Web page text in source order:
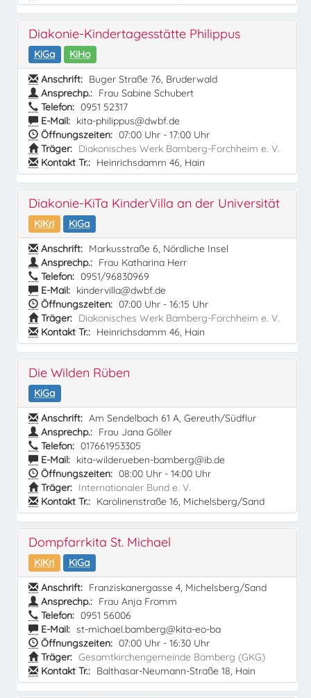
Diakonie-Kindertagesstätte Philippus
KiGa
KiHo
Anschrift: Buger Straße 76, Bruderwald
Ansprechp.: Frau Sabine Schubert
Telefon: 0951 52317
E-Mail: kita-philippus@dwbf.de
Öffnungszeiten: 07:00 Uhr - 17:00 Uhr
Träger: Diakonisches Werk Bamberg-Forchheim e. V.
Kontakt Tr.: Heinrichsdamm 46, Hain
Diakonie-KiTa KinderVilla an der Universität
KiKri
KiGa
Anschrift: Markusstraße 6, Nördliche Insel
Ansprechp.: Frau Katharina Herr
Telefon: 0951/96830969
E-Mail: kindervilla@dwbf.de
Öffnungszeiten: 07:00 Uhr - 16:15 Uhr
Träger: Diakonisches Werk Bamberg-Forchheim e. V.
Kontakt Tr.: Heinrichsdamm 46, Hain
Die Wilden Rüben
KiGa
Anschrift: Am Sendelbach 61 A, Gereuth/Südflur
Ansprechp.: Frau Jana Göller
Telefon: 017661953305
E-Mail: kita-wilderueben-bamberg@ib.de
Öffnungszeiten: 08:00 Uhr - 14:00 Uhr
Träger: Internationaler Bund e. V.
Kontakt Tr.: Karolinenstraße 16, Michelsberg/Sand
Dompfarrkita St. Michael
KiKri
KiGa
Anschrift: Franziskanergasse 4, Michelsberg/Sand
Ansprechp.: Frau Anja Fromm
Telefon: 0951 56006
E-Mail: st-michael.bamberg@kita-eo-ba
Öffnungszeiten: 07:00 Uhr - 16:30 Uhr
Träger: Gesamtkirchengemeinde Bamberg (GKG)
Kontakt Tr.: Balthasar-Neumann-Straße 18, Hain